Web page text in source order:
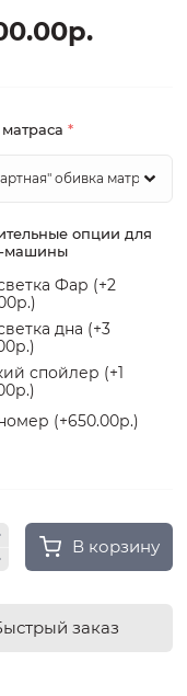
*
опции для
машины
Фар (+2
дна (+3
спойлер (+1
(+650.00р.)
В корзину
заказ